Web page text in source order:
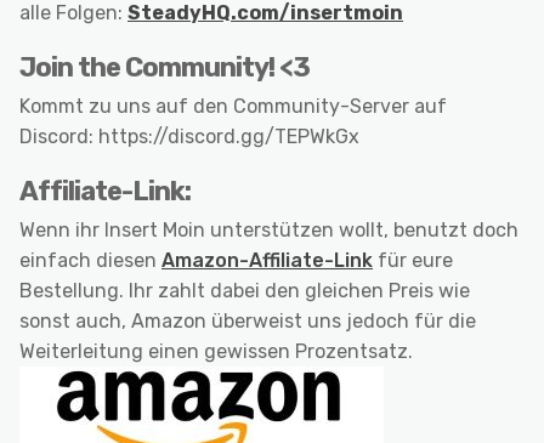
alle Folgen: SteadyHQ.com/insertmoin
Join the Community! <3
Kommt zu uns auf den Community-Server auf
Discord: https://discord.gg/TEPWkGx
Affiliate-Link:
Wenn ihr Insert Moin unterstützen wollt, benutzt doch
einfach diesen Amazon-Affiliate-Link für eure
Bestellung. Ihr zahlt dabei den gleichen Preis wie
sonst auch, Amazon überweist uns jedoch für die
Weiterleitung einen gewissen Prozentsatz.